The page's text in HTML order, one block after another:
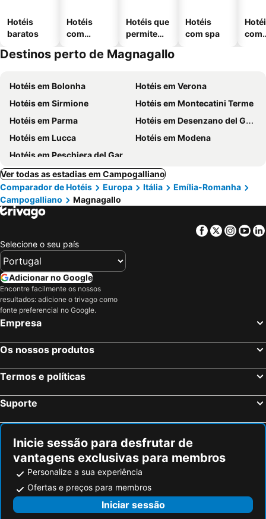
Hotéis
baratos
Hotéis
com
Hotéis que
permitem
Hotéis
com spa
com
Destinos perto de Magnagallo
Hotéis em Bolonha
Hotéis em Verona
Hotéis em Sirmione
Hotéis em Montecatini Terme
Hotéis em Parma
Hotéis em Desenzano del Garda
Hotéis em Lucca
Hotéis em Modena
Hotéis em Peschiera del Garda
Ver todas as estadias em Campogalliano
Comparador de Hotéis
Europa Itália
Emília-Romanha
Campogalliano
Magnagallo
Facebook
Twitter
Selecione o seu país
Adicionar no Google
Encontre facilmente os nossos
resultados: adicione o trivago como
fonte preferencial no Google.
Empresa
Os nossos produtos
Termos e políticas
Suporte
Inicie sessão para desfrutar de
vantagens exclusivas para membros
Personalize a sua experiência
Ofertas e preços para membros
Iniciar sessão